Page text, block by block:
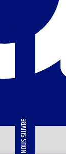
NOUS SUIVRE